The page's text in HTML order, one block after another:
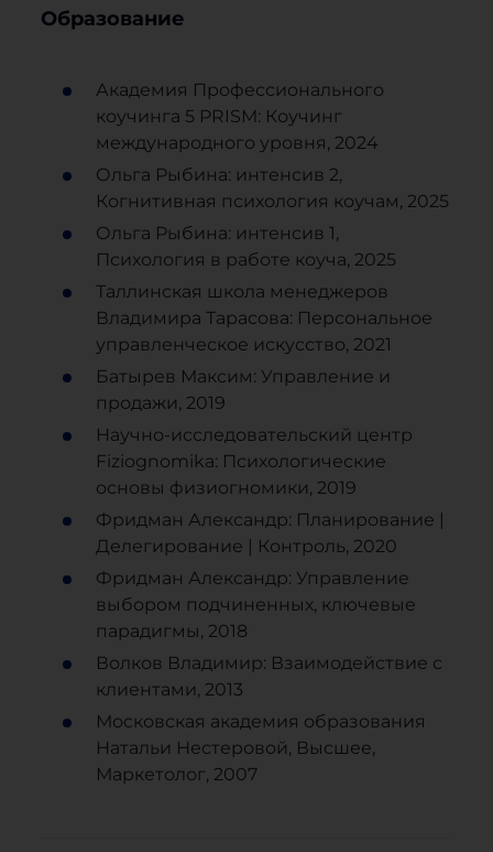
Образование
Академия Профессионального
коучинга 5 PRISM: Коучинг
международного уровня, 2024
Ольга Рыбина: интенсив 2,
Когнитивная психология коучам, 2025
Ольга Рыбина: интенсив 1,
Психология в работе коуча, 2025
Таллинская школа менеджеров
Владимира Тарасова: Персональное
управленческое искусство, 2021
Батырев Максим: Управление и
продажи, 2019
Научно-исследовательский центр
Fiziognomika: Психологические
основы физиогномики, 2019
Фридман Александр: Планирование |
Делегирование | Контроль, 2020
Фридман Александр: Управление
выбором подчиненных, ключевые
парадигмы, 2018
Волков Владимир: Взаимодействие с
клиентами, 2013
Московская академия образования
Натальи Нестеровой, Высшее,
Маркетолог, 2007